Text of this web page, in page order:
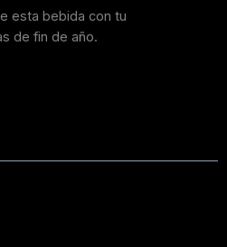
esta bebida con tu
de fin de año.